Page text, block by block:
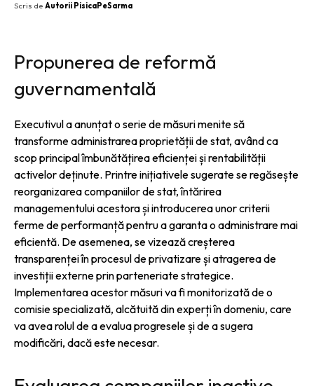
Scris de Autorii PisicaPeSarma
Propunerea de reformă
guvernamentală
Executivul a anunțat o serie de măsuri menite să
transforme administrarea proprietății de stat, având ca
scop principal îmbunătățirea eficienței și rentabilității
activelor deținute. Printre inițiativele sugerate se regăsește
reorganizarea companiilor de stat, întărirea
managementului acestora și introducerea unor criterii
ferme de performanță pentru a garanta o administrare mai
eficientă. De asemenea, se vizează creșterea
transparenței în procesul de privatizare și atragerea de
investiții externe prin parteneriate strategice.
Implementarea acestor măsuri va fi monitorizată de o
comisie specializată, alcătuită din experți în domeniu, care
va avea rolul de a evalua progresele și de a sugera
modificări, dacă este necesar.